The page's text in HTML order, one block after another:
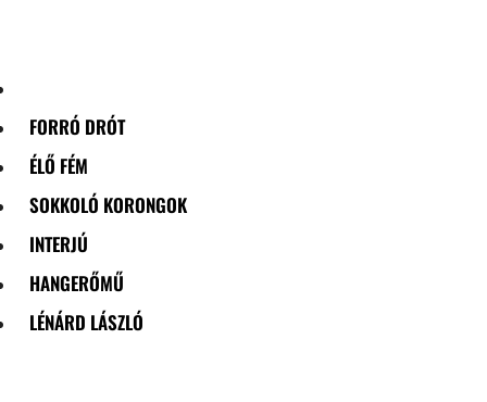
FORRÓ DRÓT
ÉLŐ FÉM
SOKKOLÓ KORONGOK
INTERJÚ
HANGERŐMŰ
LÉNÁRD LÁSZLÓ